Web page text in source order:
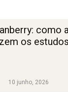
10 junho, 2026
como
os estudos